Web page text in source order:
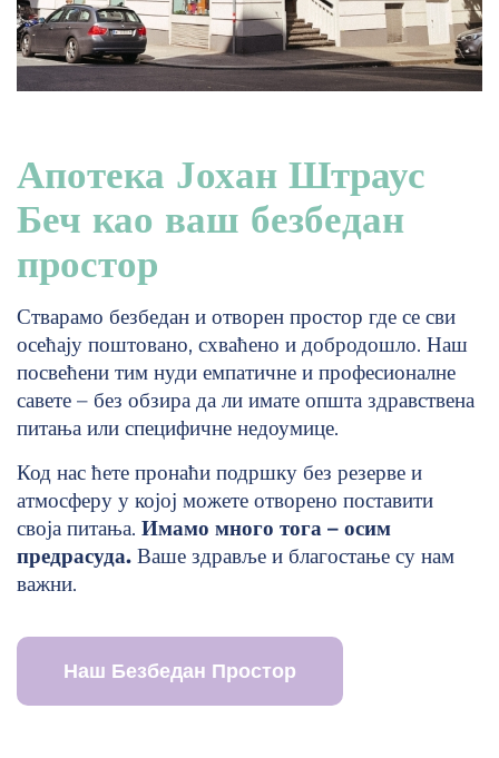
Апотека Јохан Штраус
Беч као ваш безбедан
простор
Стварамо безбедан и отворен простор где се сви
осећају поштовано, схваћено и добродошло. Наш
посвећени тим нуди емпатичне и професионалне
савете – без обзира да ли имате општа здравствена
питања или специфичне недоумице.
Код нас ћете пронаћи подршку без резерве и
атмосферу у којој можете отворено поставити
своја питања. Имамо много тога – осим
предрасуда. Ваше здравље и благостање су нам
важни.
Наш Безбедан Простор